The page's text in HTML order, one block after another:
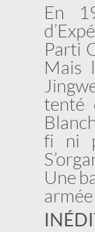
En
Parti
Mais
tenté
fi ni
Une